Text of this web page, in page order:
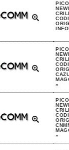
»
»